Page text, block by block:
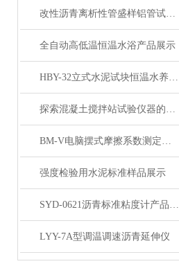
改性沥青离析性管盛样铝管试验盛样皿展示
全自动高低温恒温水浴产品展示
HBY-32立式水泥试块恒温水养护箱产品展示
探索混凝土搅拌站试验仪器的种类与功能
BM-V电脑摆式摩擦系数测定仪产品展示
强度检验用水泥标准样品展示
SYD-0621沥青标准粘度计产品展示
LYY-7A型调温调速沥青延伸仪